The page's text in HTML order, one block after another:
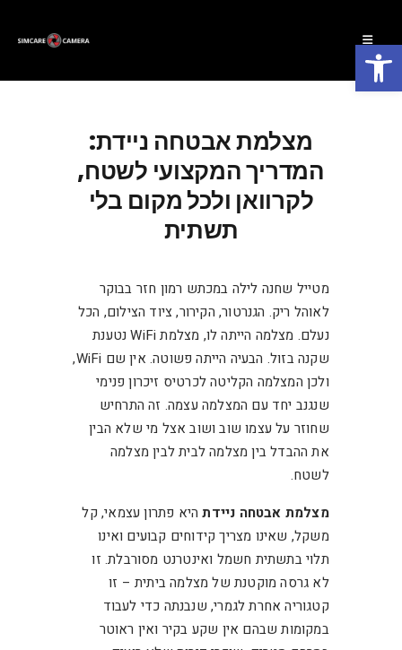
פתח סרגל נגישות
מצלמת אבטחה ניידת:
המדריך המקצועי לשטח,
לקרוואן ולכל מקום בלי
תשתית
מטייל שחנה לילה במכתש רמון חזר בבוקר
לאוהל ריק. הגנרטור, הקירור, ציוד הצילום, הכל
נעלם. מצלמה הייתה לו, מצלמת WiFi נטענת
שקנה בזול. הבעיה הייתה פשוטה. אין שם WiFi,
ולכן המצלמה הקליטה לכרטיס זיכרון פנימי
שנגנב יחד עם המצלמה עצמה. זה התרחיש
שחוזר על עצמו שוב ושוב אצל מי שלא הבין
את ההבדל בין מצלמה לבית לבין מצלמה
לשטח.
מצלמת אבטחה ניידתהיא פתרון עצמאי, קל
משקל, שאינו מצריך קידוחים קבועים ואינו
תלוי בתשתית חשמל ואינטרנט מסורבלת. זו
לא גרסה מוקטנת של מצלמה ביתית – זו
קטגוריה אחרת לגמרי, שנבנתה כדי לעבוד
במקומות שבהם אין שקע בקיר ואין ראוטר